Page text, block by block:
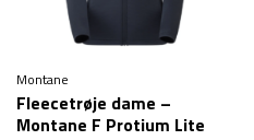
Montane
Fleecetrøje dame –
Montane F Protium Lite